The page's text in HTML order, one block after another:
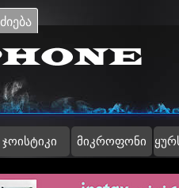
ძიება
ჯოისტიკი მიკროფონი